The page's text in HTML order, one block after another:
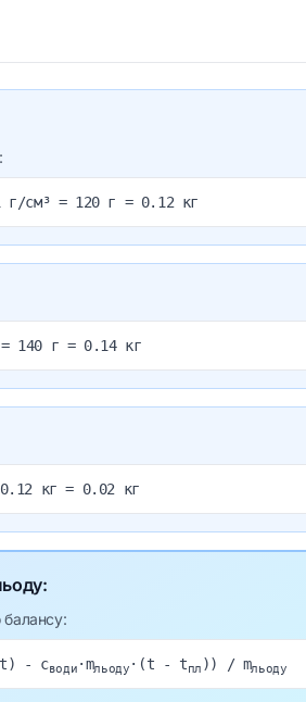
г/см³ = 120г = 0.12 кг
140 г = 0.14кг
0.12 кг = 0.02 кг
балансу:
- cводи ·mльоду ·(t - tпл )) / mльоду